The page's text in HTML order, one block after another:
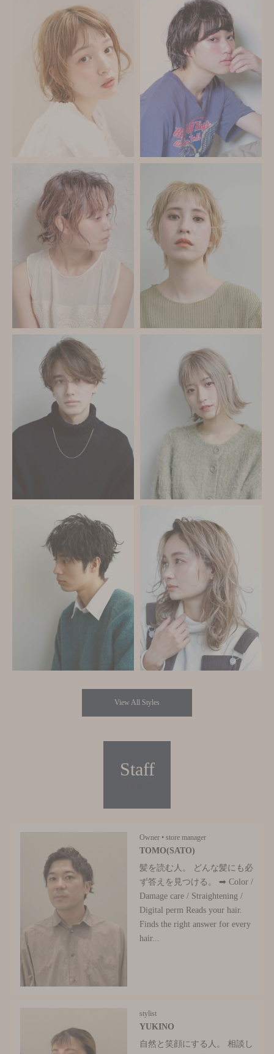
View All Styles
Staff
Owner • store manager
TOMO(SATO)
髪を読む人。 どんな髪にも必
ず答えを見つける。 ➡ Color /
Damage care / Straightening /
Digital perm Reads your hair.
Finds the right answer for every
hair...
stylist
YUKINO
自然と笑顔にする人。 相談し